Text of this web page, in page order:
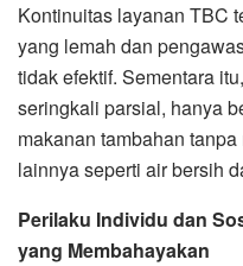
Kontinuitas layanan TBC
yang lemah dan
tidak efektif. Sementara
seringkali parsial, hanya
makanan tambahan
lainnya seperti air bersih
Perilaku Individu dan
yang Membahayakan